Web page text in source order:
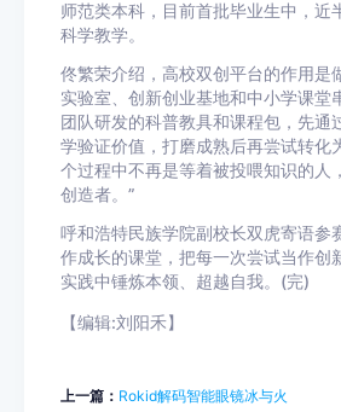
师范类本科，目前首批毕业生中，近
科学教学。
佟繁荣介绍，高校双创平台的作用是
实验室、创新创业基地和中小学课堂
团队研发的科普教具和课程包，先通
学验证价值，打磨成熟后再尝试转化
个过程中不再是等着被投喂知识的人
创造者。”
呼和浩特民族学院副校长双虎寄语参
作成长的课堂，把每一次尝试当作创
实践中锤炼本领、超越自我。(完)
【编辑:刘阳禾】
上一篇： Rokid解码智能眼镜冰与火